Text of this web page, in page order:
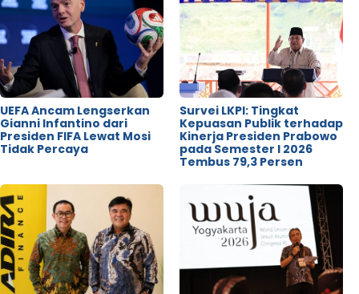
UEFA Ancam Lengserkan
Gianni Infantino dari
Presiden FIFA Lewat Mosi
Tidak Percaya
Survei LKPI: Tingkat
Kepuasan Publik terhadap
Kinerja Presiden Prabowo
pada Semester I 2026
Tembus 79,3 Persen